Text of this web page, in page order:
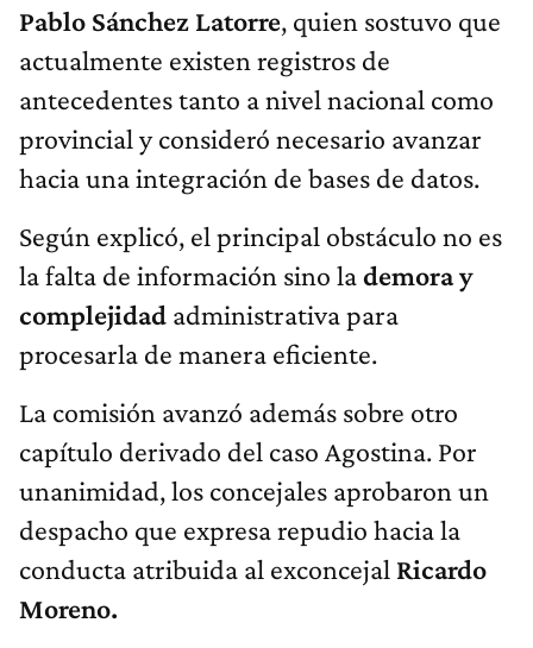
Pablo Sánchez Latorre, quien sostuvo que
actualmente existen registros de
antecedentes tanto a nivel nacional como
provincial y consideró necesario avanzar
hacia una integración de bases de datos.
Según explicó, el principal obstáculo no es
la falta de información sino lademora y
complejidad administrativa para
procesarla de manera eficiente.
La comisión avanzó además sobre otro
capítulo derivado del caso Agostina. Por
unanimidad, los concejales aprobaron un
despacho que expresa repudio hacia la
conducta atribuida al exconcejal Ricardo
Moreno.